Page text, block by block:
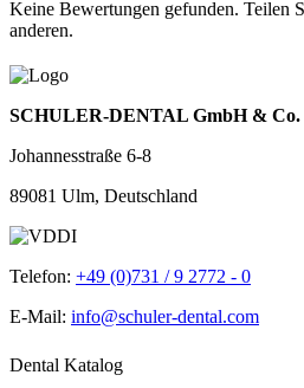
Keine Bewertungen gefunden. Teilen
anderen.
SCHULER-DENTAL GmbH & Co.
Johannesstraße 6-8
89081 Ulm, Deutschland
Telefon: +49 (0)731 / 9 2772 - 0
E-Mail: info@schuler-dental.com
Dental Katalog